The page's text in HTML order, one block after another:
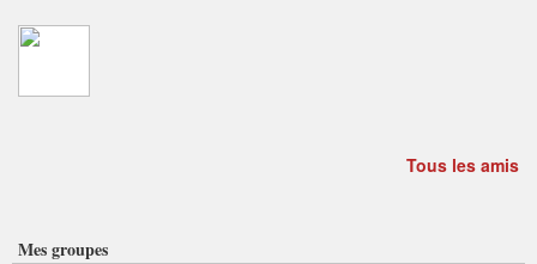
Tous les amis
Mes groupes